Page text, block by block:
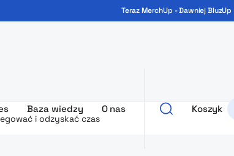
Teraz MerchUp - Dawniej BluzUp
Baza wiedzy O nas Koszyk
i odzyskać czas